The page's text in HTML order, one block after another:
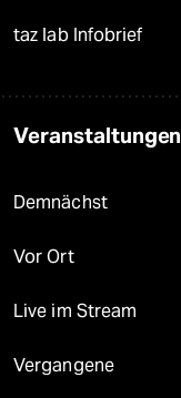
taz lab Infobrief
Veranstaltungen
Demnächst
Vor Ort
Live im Stream
Vergangene